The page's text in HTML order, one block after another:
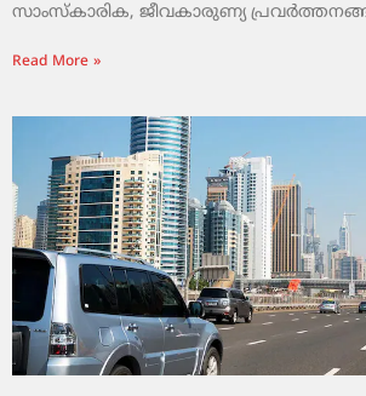
സാംസ്‌കാരിക, ജീവകാരുണ്യ
Read More »